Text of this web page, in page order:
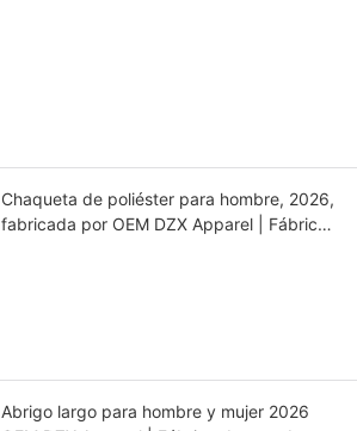
Chaqueta de poliéster para hombre, 2026,
fabricada por OEM DZX Apparel | Fábrica
Abrigo largo para hombre y mujer 2026